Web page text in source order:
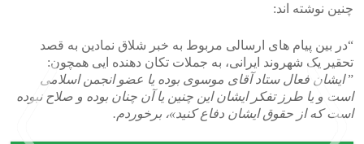
چنین نوشته اند:
“در بین پیام های ارسالی مربوط به خبر شلاق نمادین به قصد
تحقیر یک شهروند ایرانی، به جملات تکان دهنده ایی همچون:
”ایشان فعال ستاد آقای موسوی بوده یا عضو انجمن اسلامی
است و یا طرز تفکر ایشان این چنین یا آن چنان بوده و صلاح نبوده
است که از حقوق ایشان دفاع کنید»، برخوردم.